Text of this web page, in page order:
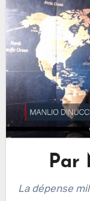
Par
La dépense militaire annuelle de l’Italie en 2025